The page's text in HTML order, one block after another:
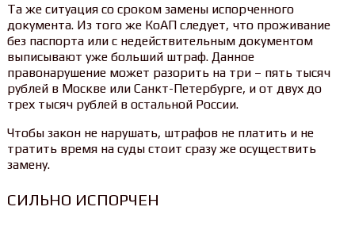
Та же ситуация со сроком замены испорченного
документа. Из того же КоАП следует, что проживание
без паспорта или с недействительным документом
выписывают уже больший штраф. Данное
правонарушение может разорить на три – пять тысяч
рублей в Москве или Санкт-Петербурге, и от двух до
трех тысяч рублей в остальной России.
Чтобы закон не нарушать, штрафов не платить и не
тратить время на суды стоит сразу же осуществить
замену.
СИЛЬНО ИСПОРЧЕН